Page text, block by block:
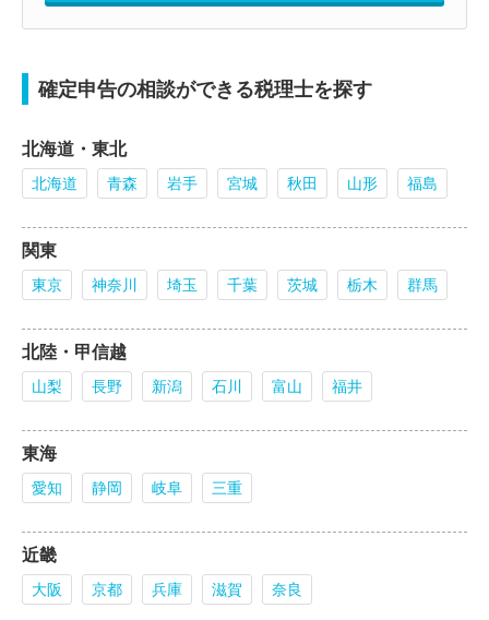
確定申告の相談ができる税理士を探す
北海道・東北
北海道 青森 岩手 宮城 秋田 山形 福島
関東
東京 神奈川 埼玉 千葉 茨城 栃木 群馬
北陸・甲信越
山梨 長野 新潟 石川 富山 福井
東海
愛知 静岡 岐阜 三重
近畿
大阪 京都 兵庫 滋賀 奈良